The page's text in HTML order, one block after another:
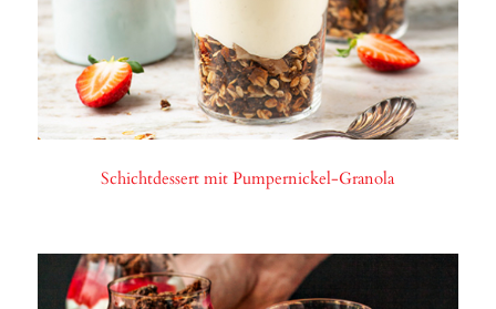
Schichtdessert mit Pumpernickel-Granola